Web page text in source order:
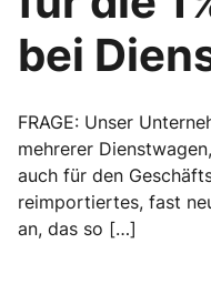
bei
FRAGE: Unser
mehrerer
auch für den
reimportiertes, fast
an, das so […]